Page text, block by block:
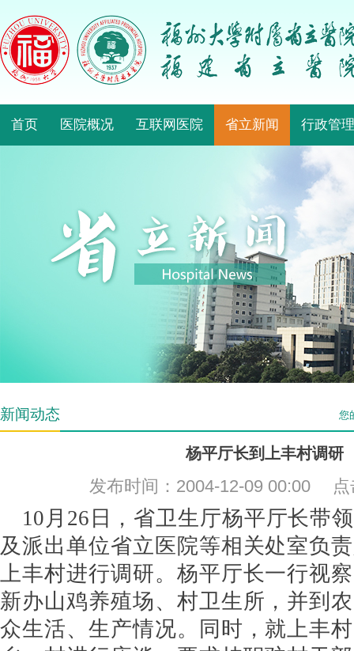
首页 医院概况 互联网医院 省立新闻 行政管理
新闻动态 您
杨平厅长到上丰村调研
发布时间：2004-12-09 00:00 点
10月26日，省卫生厅杨平厅长带
及派出单位省立医院等相关处室负
上丰村进行调研。杨平厅长一行视
新办山鸡养殖场、村卫生所，并到
众生活、生产情况。同时，就上丰